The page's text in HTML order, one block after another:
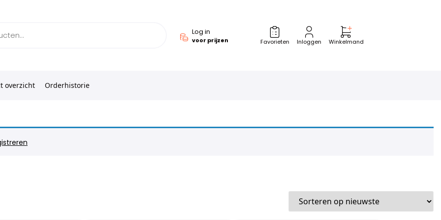
Log in
voor prijzen Favorieten Inloggen Winkelmand
overzicht Orderhistorie